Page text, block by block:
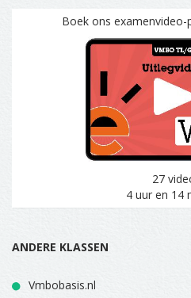
Boek ons
27
4 uur en 14
ANDERE KLASSEN
Vmbobasis.nl